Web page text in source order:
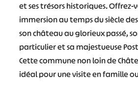
et ses trésors historiques. Offrez-
immersion au temps du siècle
son château au glorieux passé,
particulier et sa majestueuse
Cette commune non loin de
idéal pour une visite en famille